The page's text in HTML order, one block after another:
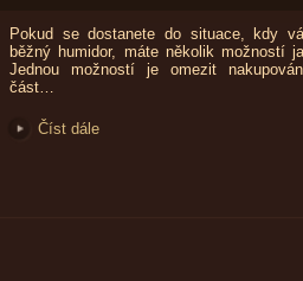
Pokud se dostanete do situace, kdy
běžný humidor, máte několik možností
Jednou možností je omezit
část…
Číst dále